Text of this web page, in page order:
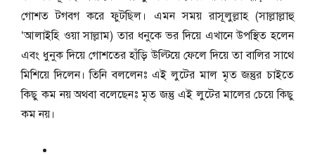
গোশত টগবগ করে ফুটছিল। এমন সময় রাসূলুল্লাহ (সাল্লাল্লাহু
‘আলাইহি ওয়া সাল্লাম) তার ধনুকে ভর দিয়ে এখানে উপস্থিত হলেন
এবং ধুনুক দিয়ে গোশতের হাঁড়ি উল্টিয়ে ফেলে দিয়ে তা বালির সাথে
মিশিয়ে দিলেন। তিনি বললেনঃ এই লুটের মাল মৃত জন্তুর চাইতে
কিছু কম নয় অথবা বলেছেনঃ মৃত জন্তু এই লুটের মালের চেয়ে কিছু
কম নয়।